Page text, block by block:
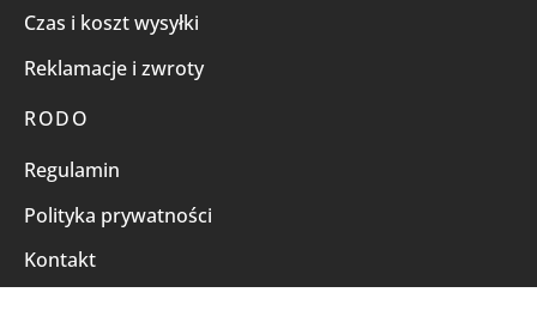
Czas i koszt wysyłki
Reklamacje i zwroty
RODO
Regulamin
Polityka prywatności
Kontakt